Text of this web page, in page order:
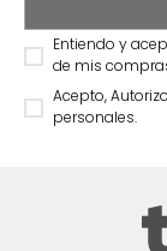
Entiendo y
de mis
Acepto,
personales.